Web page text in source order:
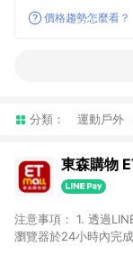
價格趨勢怎麼看？
分類： 運動戶外
東森購物
注意事項： 1. 透過
瀏覽器於24小時內完